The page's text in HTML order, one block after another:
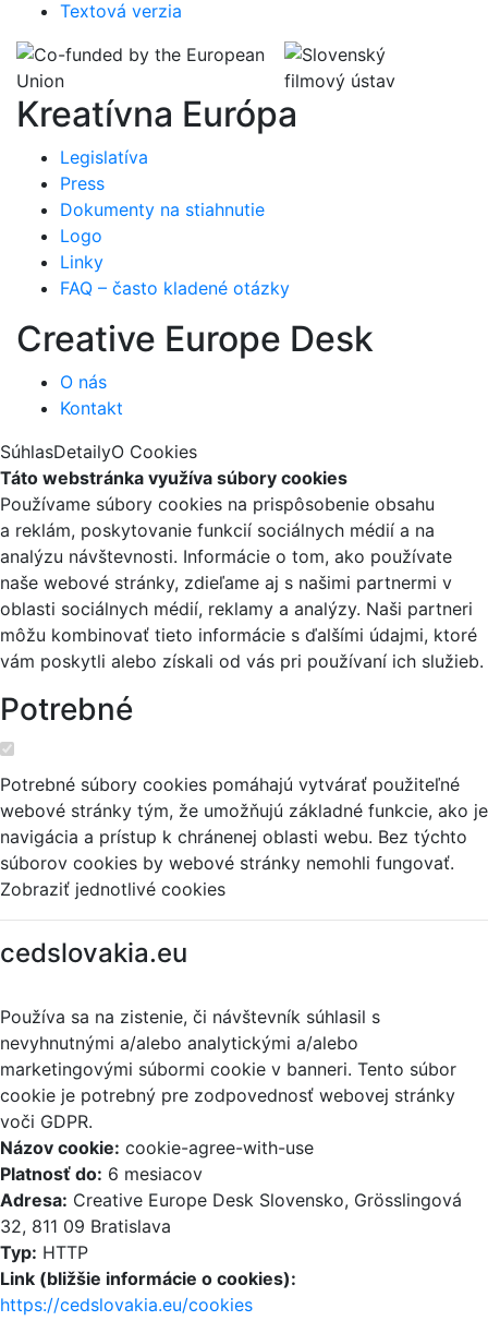
Textová verzia
Kreatívna Európa
Legislatíva
Press
Dokumenty na stiahnutie
Logo
Linky
FAQ – často kladené otázky
Creative Europe Desk
O nás
Kontakt
SúhlasDetailyO Cookies
Táto webstránka využíva súbory cookies
Používame súbory cookies na prispôsobenie obsahu
a reklám, poskytovanie funkcií sociálnych médií a na
analýzu návštevnosti. Informácie o tom, ako používate
naše webové stránky, zdieľame aj s našimi partnermi v
oblasti sociálnych médií, reklamy a analýzy. Naši partneri
môžu kombinovať tieto informácie s ďalšími údajmi, ktoré
vám poskytli alebo získali od vás pri používaní ich služieb.
Potrebné
Potrebné súbory cookies pomáhajú vytvárať použiteľné
webové stránky tým, že umožňujú základné funkcie, ako je
navigácia a prístup k chránenej oblasti webu. Bez týchto
súborov cookies by webové stránky nemohli fungovať.
Zobraziť jednotlivé cookies
cedslovakia.eu
Používa sa na zistenie, či návštevník súhlasil s
nevyhnutnými a/alebo analytickými a/alebo
marketingovými súbormi cookie v banneri. Tento súbor
cookie je potrebný pre zodpovednosť webovej stránky
voči GDPR.
Názov cookie: cookie-agree-with-use
Platnosť do: 6 mesiacov
Adresa: Creative Europe Desk Slovensko, Grösslingová
32, 811 09 Bratislava
Typ: HTTP
Link (bližšie informácie o cookies):
https://cedslovakia.eu/cookies